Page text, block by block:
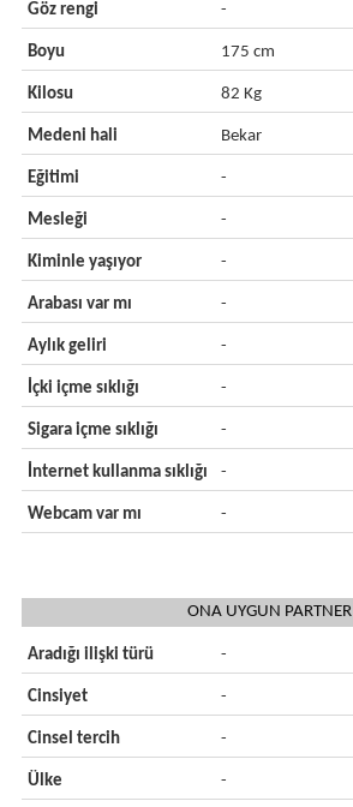
Göz rengi -
Boyu 175 cm
Kilosu 82 Kg
Medeni hali Bekar
Eğitimi -
Mesleği -
Kiminle yaşıyor -
Arabası var mı -
Aylık geliri -
İçki içme sıklığı -
Sigara içme sıklığı -
İnternet kullanma sıklığı -
Webcam var mı -
ONA UYGUN PARTNER
Aradığı ilişki türü -
Cinsiyet -
Cinsel tercih -
Ülke -